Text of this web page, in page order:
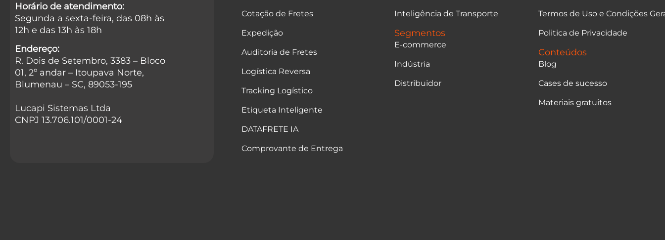
Horário de atendimento:
Segunda a sexta-feira, das 08h às
12h e das 13h às 18h
Endereço:
R. Dois de Setembro, 3383 – Bloco
01, 2º andar – Itoupava Norte,
Blumenau – SC, 89053-195
Lucapi Sistemas Ltda
CNPJ 13.706.101/0001-24
Cotação de Fretes
Expedição
Auditoria de Fretes
Logística Reversa
Tracking Logístico
Etiqueta Inteligente
DATAFRETE IA
Comprovante de Entrega
Segmentos
Inteligência de Transporte
E-commerce
Indústria
Distribuidor
Termos de Uso e Condições
Politica de Privacidade
Conteúdos
Blog
Cases de sucesso
Materiais gratuitos